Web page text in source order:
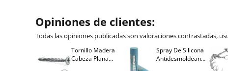
Opiniones de clientes:
Todas las opiniones publicadas son valoraciones contrastadas,
Tornillo Madera
Cabeza Plana
Spray De Silicona
Antidesmoldeante